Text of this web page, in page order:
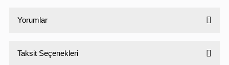
Yorumlar
Taksit Seçenekleri